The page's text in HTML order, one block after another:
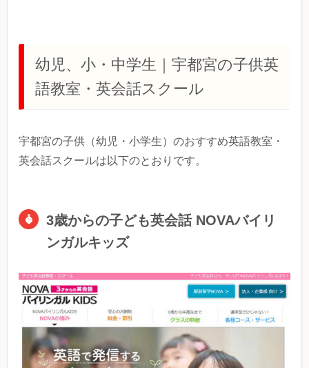
幼児、小・中学生｜宇都宮の子供英
語教室・英会話スクール
宇都宮の子供（幼児・小学生）のおすすめ英語教室・
英会話スクールは以下のとおりです。
3歳からの子ども英会話 NOVAバイリ
ンガルキッズ